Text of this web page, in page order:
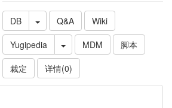
DB Q&A
Wiki
Yugipedia
MDM
脚本
裁定
详情(0)